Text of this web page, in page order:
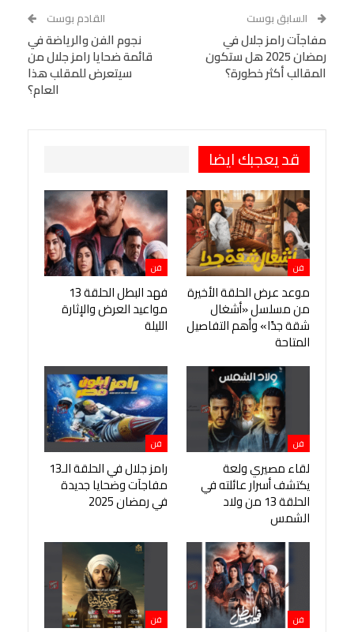
Tumblr
البريد الإلكتروني
VK
Digg
LINE
BlackBerry
Viber
السابق بوست
مفاجآت رامز جلال في
رمضان 2025 هل ستكون
المقالب أكثر خطورة؟
القادم بوست
نجوم الفن والرياضة في
قائمة ضحايا رامز جلال من
سيتعرض للمقلب هذا
العام؟
قد يعجبك ايضا
فن
موعد عرض الحلقة الأخيرة
من مسلسل «أشغال
شقة جدًا» وأهم التفاصيل
المتاحة
فن
فهد البطل الحلقة 13
مواعيد العرض والإثارة
الليلة
فن
لقاء مصيري ولعة
يكتشف أسرار عائلته في
الحلقة 13 من ولاد
الشمس
فن
رامز جلال في الحلقة الـ13
مفاجآت وضحايا جديدة
في رمضان 2025
فن فن